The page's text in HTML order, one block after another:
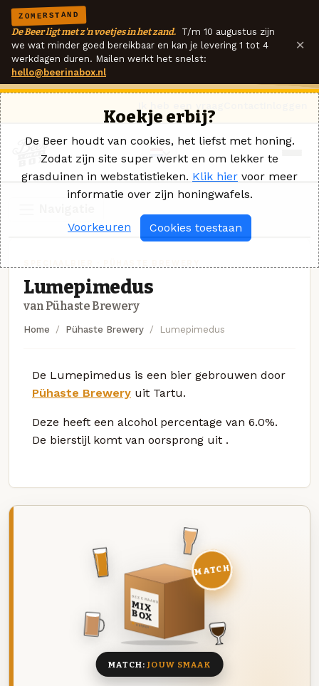
ZOMERSTAND
De Beer ligt met z'n voetjes in het zand. T/m 10 augustus zijn
we wat minder goed bereikbaar en kan je levering 1 tot 4
werkdagen duren. Mailen werkt het snelst:
hello@beerinabox.nl
×
Lumepimedus
van Pühaste Brewery
Home Pühaste Brewery Lumepimedus
De Lumepimedus is een bier gebrouwen door
Pühaste Brewery uit Tartu.
Deze heeft een alcohol percentage van 6.0%.
De bierstijl komt van oorsprong uit .
DEZE MAAND
MIX
BOX
8 BIEREN
MATCH
MATCH:JOUW SMAAK
Koekje erbij?
De Beer houdt van cookies, het liefst met honing.
Zodat zijn site super werkt en om lekker te
grasduinen in webstatistieken. Klik hier voor meer
informatie over zijn honingwafels.
Voorkeuren Cookies toestaan